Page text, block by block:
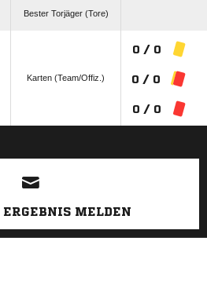
Bester Torjäger (Tore)
Karten (Team/Offiz.)
0 / 0
0 / 0
0 / 0
ANZEIGE
ERGEBNIS MELDEN